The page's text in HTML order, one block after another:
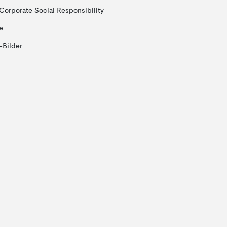
Social Responsibility
Bilder